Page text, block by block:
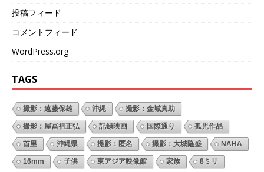
投稿フィード
コメントフィード
WordPress.org
TAGS
撮影：遠藤保雄 沖縄 撮影：金城真助
撮影：屋冨祖正弘 記録映画 国際通り 孤児作品
首里 沖縄県 撮影：匿名 撮影：大城隆盛 NAHA
16mm 子供 東アジア映像館 家族 8ミリ